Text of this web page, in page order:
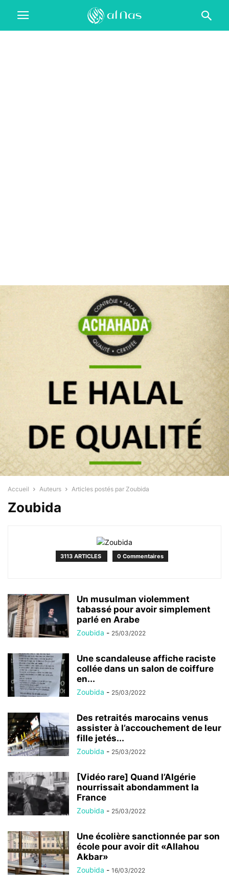
Accueil Auteurs Articles postés par Zoubida
Zoubida
3113 ARTICLES 0 Commentaires
Un musulman violemment
tabassé pour avoir simplement
parlé en Arabe
Zoubida - 25/03/2022
Une scandaleuse affiche raciste
collée dans un salon de coiffure
en...
Zoubida - 25/03/2022
Des retraités marocains venus
assister à l’accouchement de leur
fille jetés...
Zoubida - 25/03/2022
[Vidéo rare] Quand l’Algérie
nourrissait abondamment la
France
Zoubida - 25/03/2022
Une écolière sanctionnée par son
école pour avoir dit «Allahou
Akbar»
Zoubida - 16/03/2022